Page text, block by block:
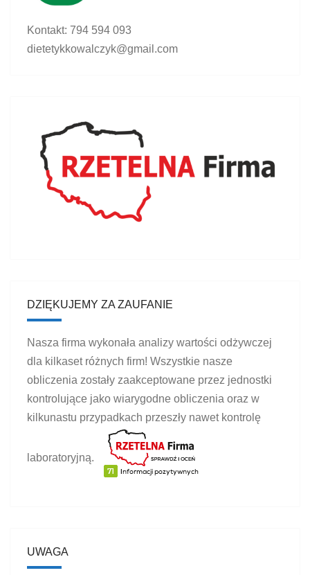
Kontakt: 794 594 093
dietetykkowalczyk@gmail.com
DZIĘKUJEMY ZA ZAUFANIE
Nasza firma wykonała analizy wartości odżywczej
dla kilkaset różnych firm! Wszystkie nasze
obliczenia zostały zaakceptowane przez jednostki
kontrolujące jako wiarygodne obliczenia oraz w
kilkunastu przypadkach przeszły nawet kontrolę
laboratoryjną.
UWAGA